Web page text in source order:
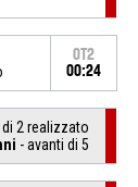
OT2
00:24
2 realizzato
- avanti di 5